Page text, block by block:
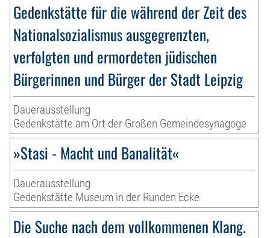
Gedenkstätte für die während der Zeit des
Nationalsozialismus ausgegrenzten,
verfolgten und ermordeten jüdischen
Bürgerinnen und Bürger der Stadt Leipzig
Dauerausstellung
Gedenkstätte am Ort der Großen Gemeindesynagoge
»Stasi - Macht und Banalität«
Dauerausstellung
Gedenkstätte Museum in der Runden Ecke
Die Suche nach dem vollkommenen Klang.